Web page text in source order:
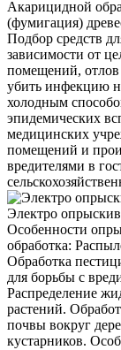
Акарицидной
(фумигация)
Подбор средств
зависимости от
помещений,
убить инфекцию
холодным
эпидемических
медицинских
помещений и
вредителями в
Электро
Особенности
обработка:
Обработка
для борьбы с
Распределение
растений.
почвы вокруг
кустарников.